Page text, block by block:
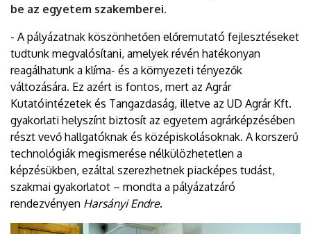
be az egyetem szakemberei.
- A pályázatnak köszönhetően előremutató fejlesztéseket
tudtunk megvalósítani, amelyek révén hatékonyan
reagálhatunk a klíma- és a környezeti tényezők
változására. Ez azért is fontos, mert az Agrár
Kutatóintézetek és Tangazdaság, illetve az UD Agrár Kft.
gyakorlati helyszínt biztosít az egyetem agrárképzésében
részt vevő hallgatóknak és középiskolásoknak. A korszerű
technológiák megismerése nélkülözhetetlen a
képzésükben, ezáltal szerezhetnek piacképes tudást,
szakmai gyakorlatot – mondta a pályázatzáró
rendezvényen Harsányi Endre.